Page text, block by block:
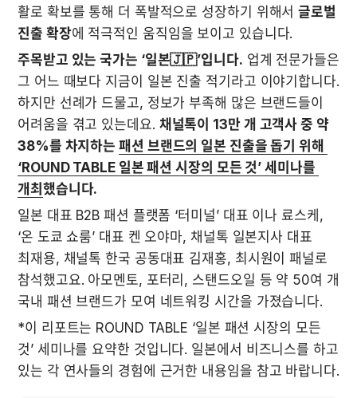
활로 확보를 통해 더 폭발적으로 성장하기 위해서 글로벌
진출 확장에 적극적인 움직임을 보이고 있습니다.
주목받고 있는 국가는 ‘일본🇯🇵’입니다. 업계 전문가들은
그 어느 때보다 지금이 일본 진출 적기라고 이야기합니다.
하지만 선례가 드물고, 정보가 부족해 많은 브랜드들이
어려움을 겪고 있는데요. 채널톡이 13만 개 고객사 중 약
38%를 차지하는 패션 브랜드의 일본 진출을 돕기 위해
‘ROUND TABLE 일본 패션 시장의 모든 것’ 세미나를
개최 했습니다.
일본 대표 B2B 패션 플랫폼 ‘터미널’ 대표 이나 료스케,
‘온 도쿄 쇼룸’ 대표 켄 오야마, 채널톡 일본지사 대표
최재용, 채널톡 한국 공동대표 김재홍, 최시원이 패널로
참석했고요. 아모멘토, 포터리, 스탠드오일 등 약 50여 개
국내 패션 브랜드가 모여 네트워킹 시간을 가졌습니다.
*이 리포트는 ROUND TABLE ‘일본 패션 시장의 모든
것’ 세미나를 요약한 것입니다. 일본에서 비즈니스를 하고
있는 각 연사들의 경험에 근거한 내용임을 참고 바랍니다.